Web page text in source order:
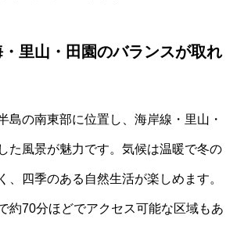
里山・田園のバランスが取れ
島の南東部に位置し、海岸線・里山・
た風景が魅力です。気候は温暖で冬の
、四季のある自然生活が楽しめます。
約70分ほどでアクセス可能な区域もあ